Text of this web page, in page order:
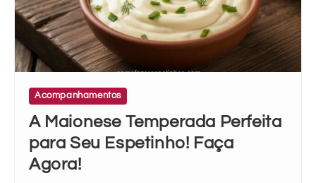
Acompanhamentos
A Maionese Temperada Perfeita
para Seu Espetinho! Faça
Agora!